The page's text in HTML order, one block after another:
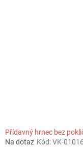
Přídavný hrnec bez
Na dotaz Kód:VK-